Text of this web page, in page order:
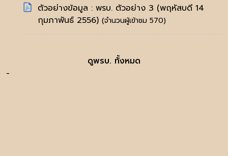
ตัวอย่างข้อมูล : พรบ. ตัวอย่าง 3 (พฤหัสบดี 14
กุมภาพันธ์ 2556) (จำนวนผู้เข้าชม 570)
ดูพรบ. ทั้งหมด
-